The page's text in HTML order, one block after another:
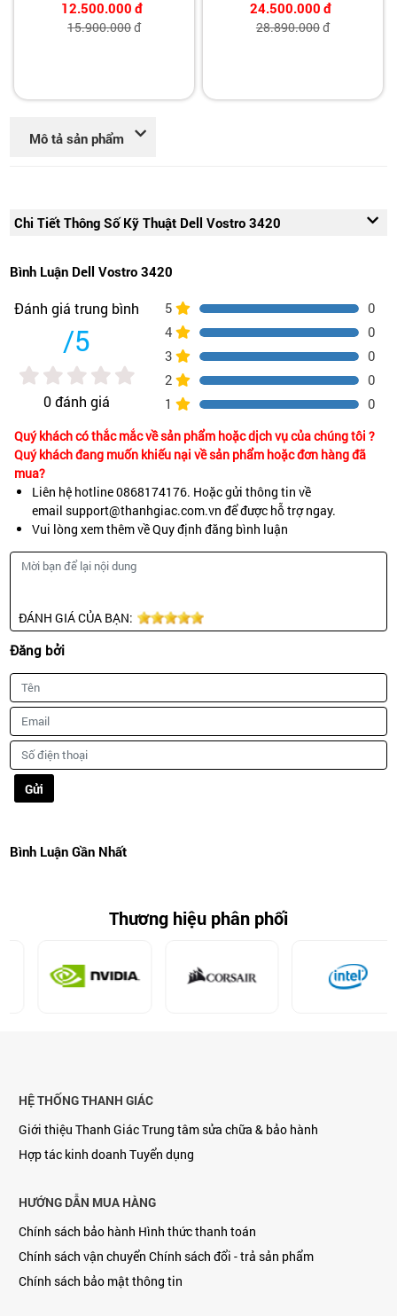
12.500.000 đ
15.900.000đ
24.500.000 đ
28.890.000đ
Mô tả sản phẩm
Chi Tiết Thông Số Kỹ Thuật Dell Vostro 3420
Bình Luận Dell Vostro 3420
Đánh giá trung bình
/5
0 đánh giá
5
0
4
0
3
0
2
0
1
0
Quý khách có thắc mắc về sản phẩm hoặc dịch vụ của chúng tôi ?
Quý khách đang muốn khiếu nại về sản phẩm hoặc đơn hàng đã
mua?
Liên hệ hotline 0868174176. Hoặc gửi thông tin về
email support@thanhgiac.com.vn để được hỗ trợ ngay.
Vui lòng xem thêm về Quy định đăng bình luận
ĐÁNH GIÁ CỦA BẠN:
Đăng bởi
Gửi
Bình Luận Gần Nhất
Thương hiệu phân phối
HỆ THỐNG THANH GIÁC
Giới thiệu Thanh GiácTrung tâm sửa chữa & bảo hành
Hợp tác kinh doanh Tuyển dụng
HƯỚNG DẪN MUA HÀNG
Chính sách bảo hành Hình thức thanh toán
Chính sách vận chuyển Chính sách đổi - trả sản phẩm
Chính sách bảo mật thông tin